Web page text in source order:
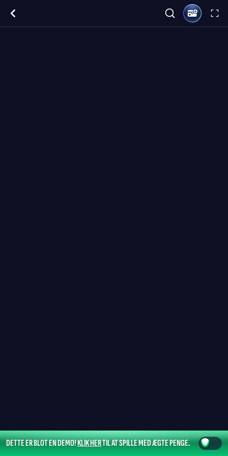
DETTE ER BLOT EN DEMO!KLIK HERTIL AT SPILLE MED ÆGTE PENGE.